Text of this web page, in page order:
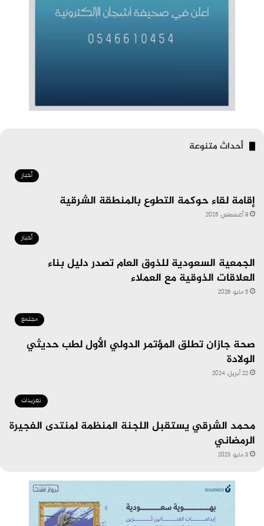
أحداث متنوعة
أخبار
إقامة لقاء حوكمة التطوع بالمنطقة الشرقية
9 أغسطس، 2025
أخبار
الجمعية السعودية للذوق العام تصدر دليل بناء
العلاقات الذوقية مع العملاء
5 مايو، 2026
مجتمع
صحة جازان تطلق المؤتمر الدولي الأول لطب حديثي
الولادة
22 أبريل، 2024
تغريدات
محمد الشرقي يستقبل اللجنة المنظمة لمنتدى الفجيرة
الرمضاني
3 مايو، 2023